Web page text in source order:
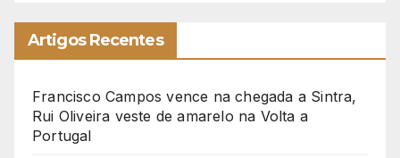
Artigos Recentes
Francisco Campos vence na chegada a Sintra,
Rui Oliveira veste de amarelo na Volta a
Portugal